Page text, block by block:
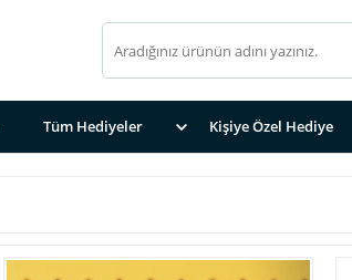
Tüm Hediyeler Kişiye Özel Hediye